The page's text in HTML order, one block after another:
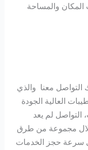
والمساحة
معنا والذي
العالية الجودة
التواصل لم يعد
مجموعة من طرق
سرعة حجز الخدمات